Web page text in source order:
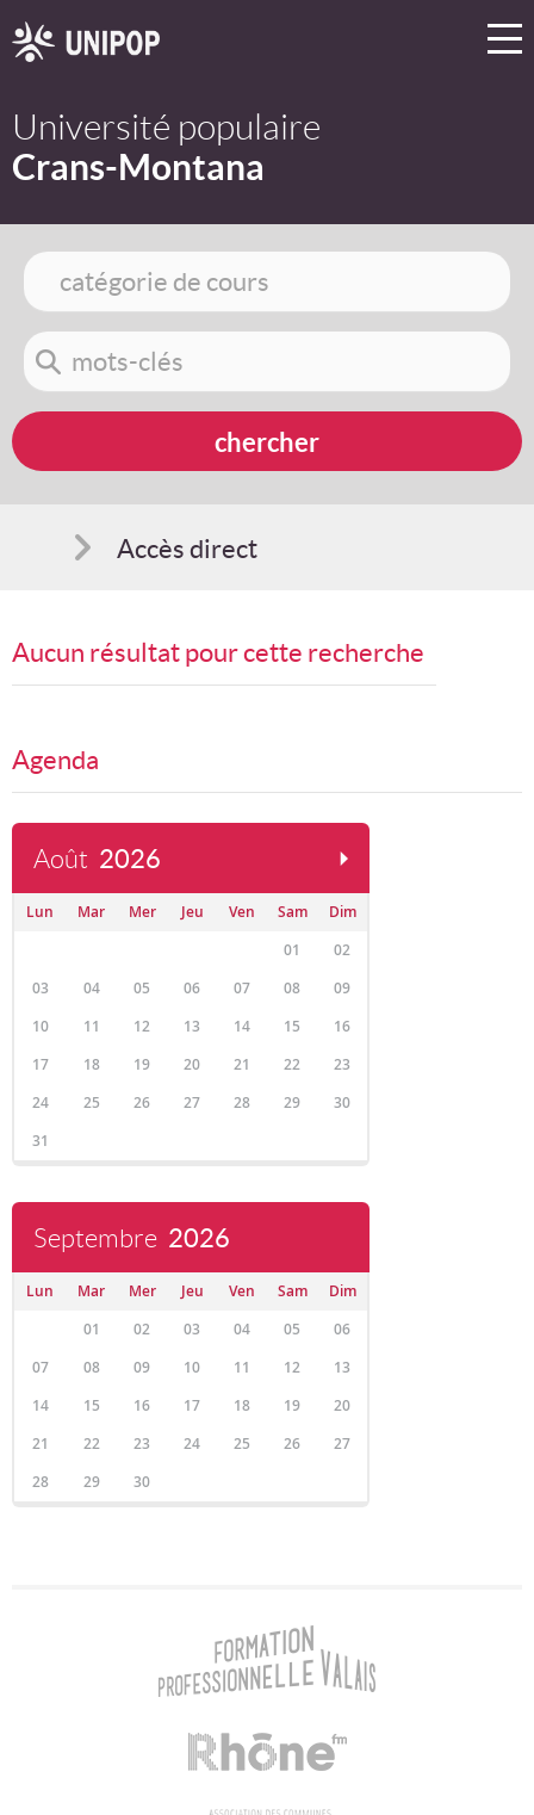
Université populaire
Crans-Montana
Accès direct
Suggestions
Programme en PDF
Aucun résultat pour cette recherche
Agenda
Août 2026
Lun Mar Mer Jeu Ven Sam
Dim
01
02
03
04 05 06 07 08
09
10
11 12 13 14 15
16
17
18 19 20 21 22
23
24
25 26 27 28 29
30
31
Septembre 2026
Lun Mar Mer Jeu Ven Sam
Dim
01
02 03 04 05
06
07
08 09 10 11 12
13
14
15 16 17 18 19
20
21
22 23 24 25 26
27
28
29 30